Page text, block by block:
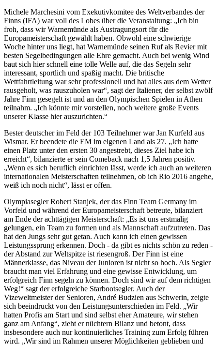
Michele Marchesini vom Exekutivkomitee des Weltverbandes der
Finns (IFA) war voll des Lobes über die Veranstaltung: „Ich bin
froh, dass wir Warnemünde als Austragungsort für die
Europameisterschaft gewählt haben. Obwohl eine schwierige
Woche hinter uns liegt, hat Warnemünde seinen Ruf als Revier mit
besten Segelbedingungen alle Ehre gemacht. Auch bei wenig Wind
baut sich hier schnell eine tolle Welle auf, die das Segeln sehr
interessant, sportlich und spaßig macht. Die britische
Wettfahrtleitung war sehr professionell und hat alles aus dem Wetter
rausgeholt, was rauszuholen war“, sagt der Italiener, der selbst zwölf
Jahre Finn gesegelt ist und an den Olympischen Spielen in Athen
teilnahm. „Ich könnte mir vorstellen, noch weitere große Events
unserer Klasse hier auszurichten.“
Bester deutscher im Feld der 103 Teilnehmer war Jan Kurfeld aus
Wismar. Er beendete die EM im eigenen Land als 27. „Ich hatte
einen Platz unter den ersten 30 angestrebt, dieses Ziel habe ich
erreicht“, bilanzierte er sein Comeback nach 1,5 Jahren positiv.
„Wenn es sich beruflich einrichten lässt, werde ich auch an weiteren
internationalen Meisterschaften teilnehmen, ob ich Rio 2016 angehe,
weiß ich noch nicht“, lässt er offen.
Olympiasegler Robert Stanjek, der das Finn Team Germany im
Vorfeld und während der Europameisterschaft betreute, bilanziert
am Ende der achttägigen Meisterschaft: „Es ist uns erstmalig
gelungen, ein Team zu formen und als Mannschaft aufzutreten. Das
hat den Jungs sehr gut getan. Auch kann ich einen gewissen
Leistungssprung erkennen. Doch - da gibt es nichts schön zu reden -
der Abstand zur Weltspitze ist riesengroß. Der Finn ist eine
Männerklasse, das Niveau der Junioren ist nicht so hoch. Als Segler
braucht man viel Erfahrung und eine gewisse Entwicklung, um
erfolgreich Finn segeln zu können. Doch sind wir auf dem richtigen
Weg!“ sagt der erfolgreiche Starbootsegler. Auch der
Vizeweltmeister der Senioren, André Budzien aus Schwerin, zeigte
sich beeindruckt von den Leistungsunterschieden im Feld. „Wir
hatten Profis am Start und sind selbst eher Amateure, wir stehen
ganz am Anfang“, zieht er nüchtern Bilanz und betont, dass
insbesondere auch nur kontinuierliches Training zum Erfolg führen
wird. „Wir sind im Rahmen unserer Möglichkeiten geblieben und